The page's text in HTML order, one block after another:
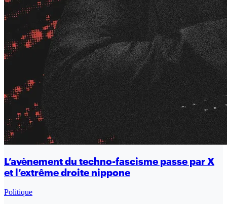
L’avènement du techno-fascisme passe par X
et l’extrême droite nippone
Politique